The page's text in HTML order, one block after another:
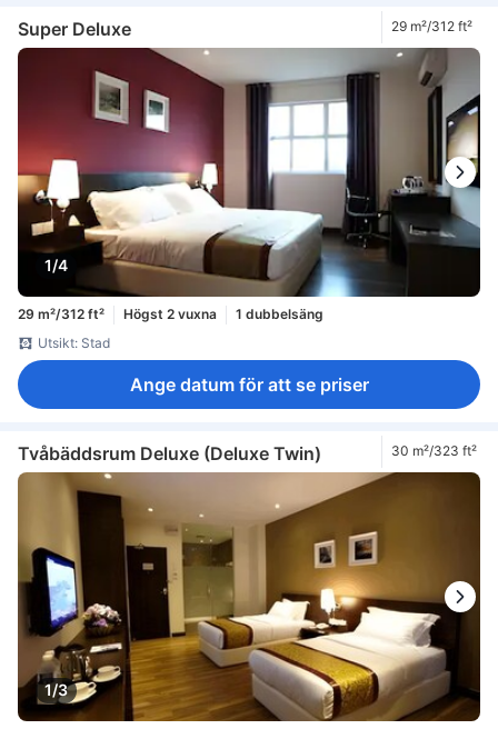
Super Deluxe 29 m²/312 ft²
1/4
29 m²/312 ft² Högst 2 vuxna
1 dubbelsäng
Utsikt: Stad
Ange datum för att se priser
Tvåbäddsrum Deluxe (Deluxe Twin) 30 m²/323 ft²
1/3